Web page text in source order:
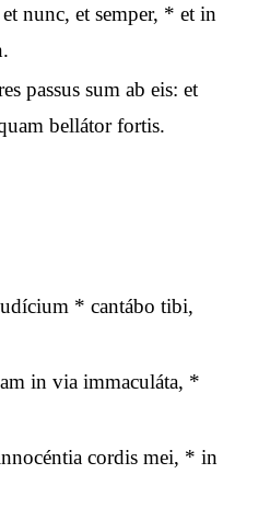
nunc, et semper, * et in
passus sum ab eis: et
bellátor fortis.
* cantábo tibi,
in via immaculáta, *
cordis mei, * in